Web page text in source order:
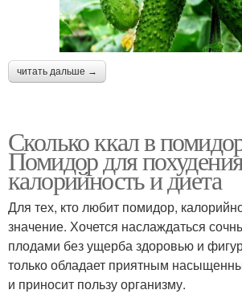
читать дальше →
Сколько ккал в
Помидор для
калорийность и диета
Для тех, кто любит помидор,
значение. Хочется наслаждаться
плодами без ущерба здоровью и
только обладает приятным
и приносит пользу организму.